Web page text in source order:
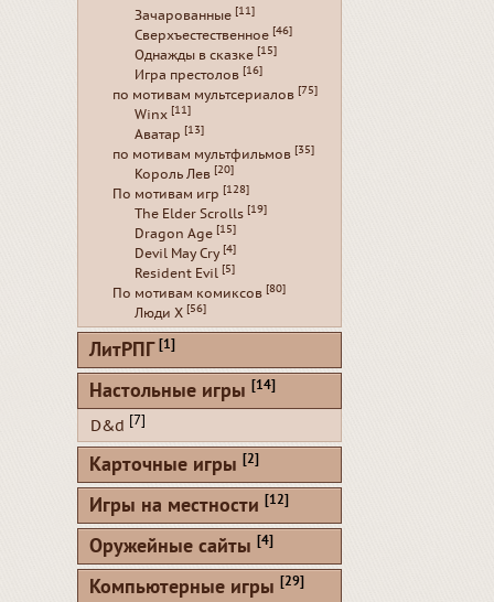
Зачарованные [11]
Сверхъестественное [46]
Однажды в сказке [15]
Игра престолов [16]
по мотивам мультсериалов [75]
Winx [11]
Аватар [13]
по мотивам мультфильмов [35]
Король Лев [20]
По мотивам игр [128]
The Elder Scrolls [19]
Dragon Age [15]
Devil May Cry [4]
Resident Evil [5]
По мотивам комиксов [80]
Люди Х [56]
ЛитРПГ [1]
Настольные игры [14]
D&d [7]
Карточные игры [2]
Игры на местности [12]
Оружейные сайты [4]
Компьютерные игры [29]